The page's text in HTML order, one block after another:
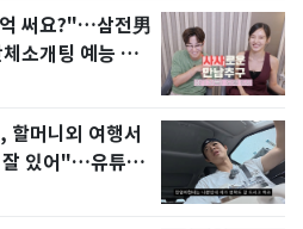
써요?"…삼전男
소개팅 예능 화
머니외 여행서
잘 있어"…유튜브